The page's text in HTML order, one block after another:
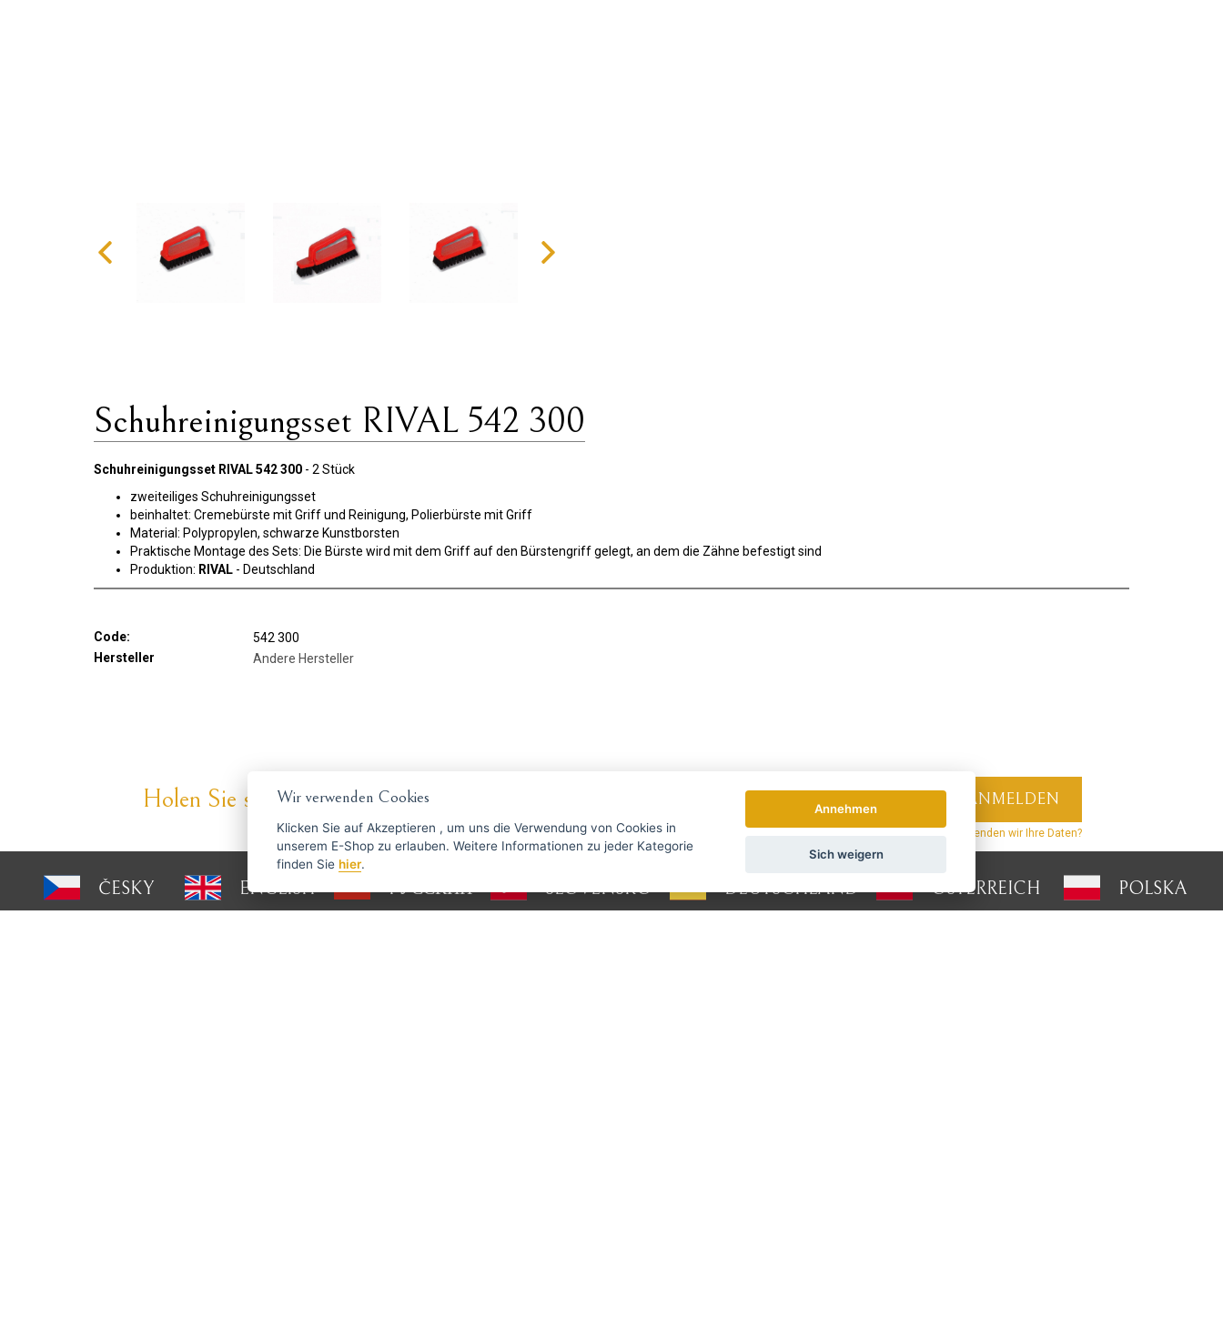
Schuhreinigungsset RIVAL 542 300
Schuhreinigungsset RIVAL 542 300 - 2 Stück
zweiteiliges Schuhreinigungsset
beinhaltet: Cremebürste mit Griff und Reinigung, Polierbürste mit Griff
Material: Polypropylen, schwarze Kunstborsten
Praktische Montage des Sets: Die Bürste wird mit dem Griff auf den Bürstengriff gelegt, an dem die Zähne befestigt sind
Produktion: RIVAL - Deutschland
Code:
542 300
Hersteller
Andere Hersteller
Holen Sie sich die besten Angebote rechtzeitig ...
Wir senden einmal pro Woche Nachrichten und Rabatte. Wie verwenden wir Ihre Daten?
ČESKY ENGLISH PУССКИЙ SLOVENSKO DEUTSCHLAND ÖSTERREICH POLSKA
Wir verwenden Cookies
Klicken Sie auf Akzeptieren , um uns die Verwendung von Cookies in
unserem E-Shop zu erlauben. Weitere Informationen zu jeder Kategorie
finden Sie hier.
Annehmen
Sich weigern